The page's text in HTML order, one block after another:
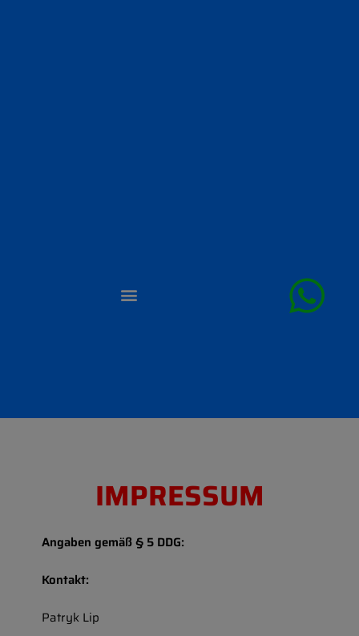
IMPRESSUM
Angaben gemäß § 5 DDG:
Kontakt:
Patryk Lip